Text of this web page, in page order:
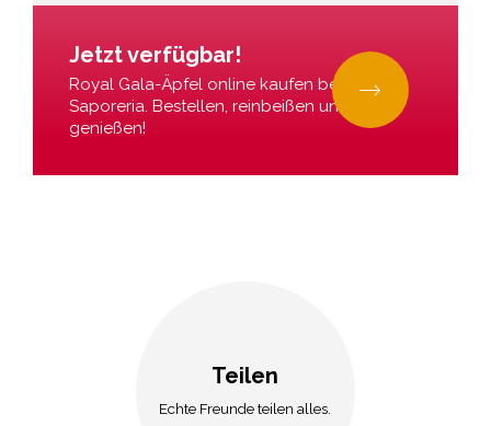
Jetzt verfügbar!
Royal Gala-Äpfel online kaufen bei La
Saporeria. Bestellen, reinbeißen und
genießen!
Teilen
Echte Freunde teilen alles.